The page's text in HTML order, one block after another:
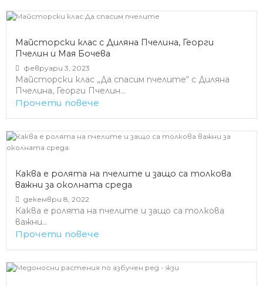
Майсторски клас с Диляна Пчелина, Георги
Пчелин и Мая Бочева
февруари 3, 2023
Майсторски клас „Да спасим пчелите“ с Диляна
Пчелина, Георги Пчелин...
Прочети повече
Каква е ролята на пчелите и защо са толкова
важни за околната среда
декември 8, 2022
Каква е ролята на пчелите и защо са толкова
важни...
Прочети повече